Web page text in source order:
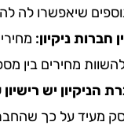
שיאפשרו לה
חברות ניקיון:
מחירים בין
הניקיון יש
העסק מעיד על כך